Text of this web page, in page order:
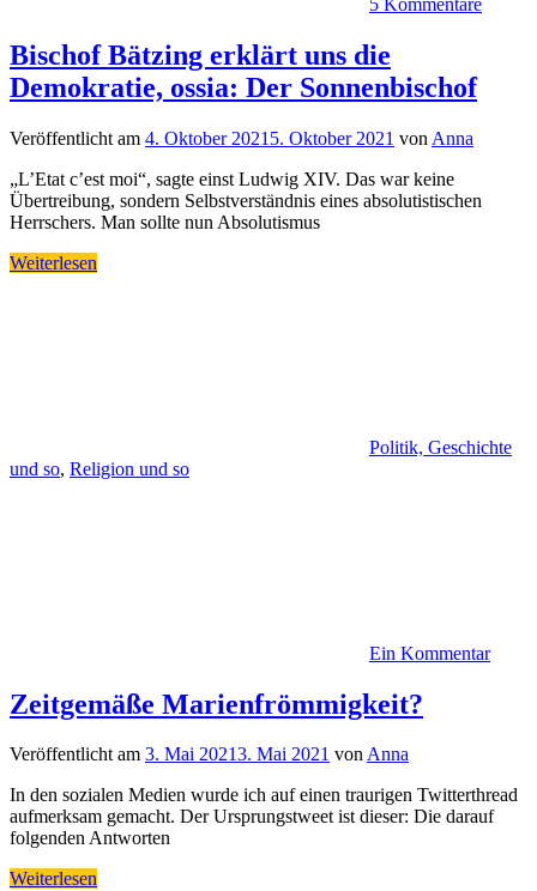
Bischof Bätzing erklärt uns die
Demokratie, ossia: Der Sonnenbischof
Veröffentlicht am 4. Oktober 2021 5. Oktober 2021 von Anna
„L’Etat c’est moi“, sagte einst Ludwig XIV. Das war keine
Übertreibung, sondern Selbstverständnis eines absolutistischen
Herrschers. Man sollte nun Absolutismus
Weiterlesen
Politik, Geschichte
und so, Religion und so
Ein Kommentar
Zeitgemäße Marienfrömmigkeit?
Veröffentlicht am 3. Mai 20213. Mai 2021 vonAnna
In den sozialen Medien wurde ich auf einen traurigen Twitterthread
aufmerksam gemacht. Der Ursprungstweet ist dieser: Die darauf
folgenden Antworten
Weiterlesen